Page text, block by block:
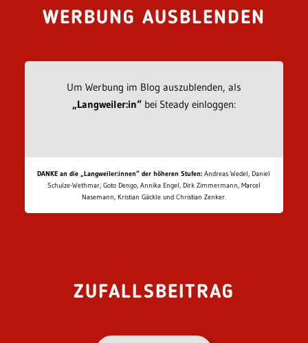
WERBUNG AUSBLENDEN
Um Werbung im Blog auszublenden, als
„Langweiler:in“bei Steady einloggen:
DANKE an die „Langweiler:innen“ der höheren Stufen: Andreas Wedel, Daniel
Schulze-Wethmar, Goto Dengo, Annika Engel, Dirk Zimmermann, Marcel
Nasemann, Kristian Gäckle und Christian Zenker.
ZUFALLSBEITRAG